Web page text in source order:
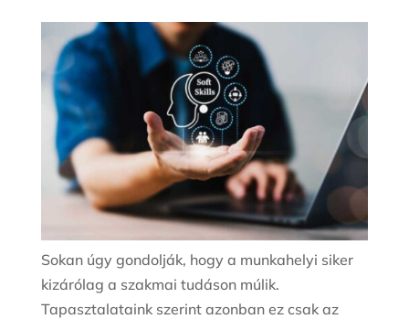
Sokan úgy gondolják, hogy a munkahelyi siker
kizárólag a szakmai tudáson múlik.
Tapasztalataink szerint azonban ez csak az